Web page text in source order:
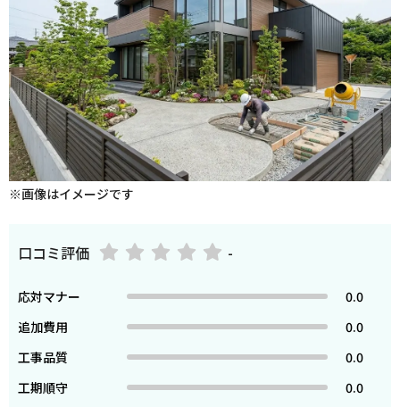
※画像はイメージです
口コミ評価 -
応対マナー
0.0
追加費用
0.0
工事品質
0.0
工期順守
0.0